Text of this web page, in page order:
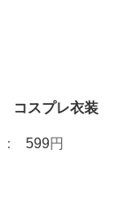
コスプレ衣装
599円